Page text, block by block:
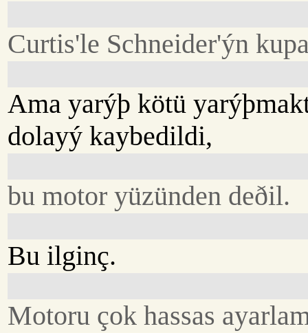
Curtis'le Schneider'ýn
Ama yarýþ kötü
dolayý kaybedildi,
bu motor yüzünden deðil.
Bu ilginç.
Motoru çok hassas